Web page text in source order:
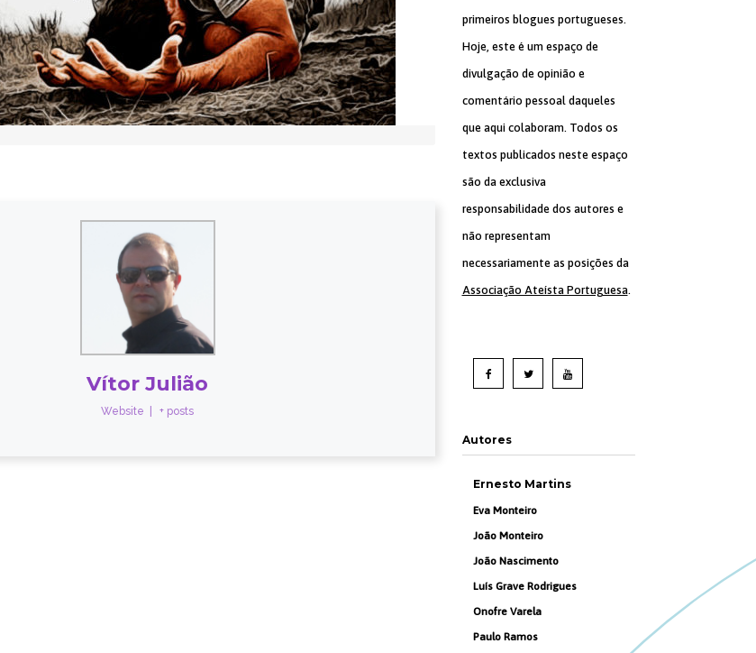
Vítor Julião
Website + posts
primeiros blogues portugueses.
Hoje, este é um espaço de
divulgação de opinião e
comentário pessoal daqueles
que aqui colaboram. Todos os
textos publicados neste espaço
são da exclusiva
responsabilidade dos autores e
não representam
necessariamente as posições da
Associação Ateísta Portuguesa.
Autores
Ernesto Martins
Eva Monteiro
João Monteiro
João Nascimento
Luís Grave Rodrigues
Onofre Varela
Paulo Ramos